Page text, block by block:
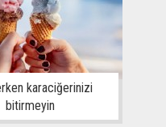
karaciğerinizi
bitirmeyin